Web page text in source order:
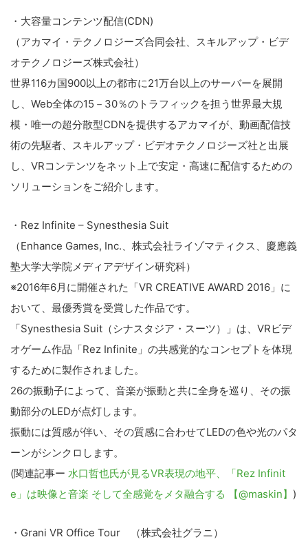
・大容量コンテンツ配信(CDN)
（アカマイ・テクノロジーズ合同会社、スキルアップ・ビデ
オテクノロジーズ株式会社）
世界116カ国900以上の都市に21万台以上のサーバーを展開
し、Web全体の15－30％のトラフィックを担う世界最大規
模・唯一の超分散型CDNを提供するアカマイが、動画配信技
術の先駆者、スキルアップ・ビデオテクノロジーズ社と出展
し、VRコンテンツをネット上で安定・高速に配信するための
ソリューションをご紹介します。
・Rez Infinite – Synesthesia Suit
（Enhance Games, Inc.、株式会社ライゾマティクス、慶應義
塾大学大学院メディアデザイン研究科）
※2016年6月に開催された「VR CREATIVE AWARD 2016」に
おいて、最優秀賞を受賞した作品です。
「Synesthesia Suit（シナスタジア・スーツ）」は、VRビデ
オゲーム作品「Rez Infinite」の共感覚的なコンセプトを体現
するために製作されました。
26の振動子によって、音楽が振動と共に全身を巡り、その振
動部分のLEDが点灯します。
振動には質感が伴い、その質感に合わせてLEDの色や光のパタ
ーンがシンクロします。
(関連記事ー 水口哲也氏が見るVR表現の地平、「Rez Infinit
e」は映像と音楽 そして全感覚をメタ融合する 【@maskin】 )
・Grani VR Office Tour （株式会社グラニ）